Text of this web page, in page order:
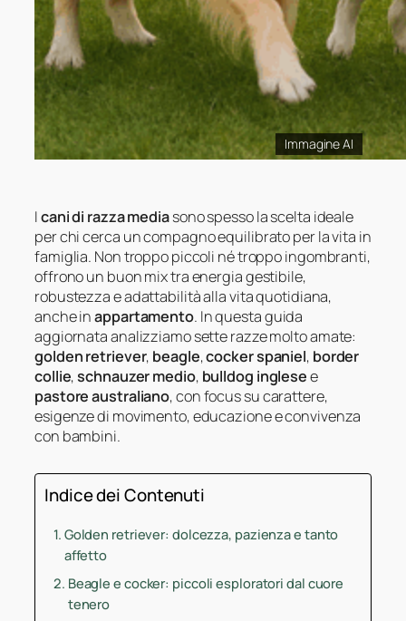
Immagine AI
Icani di razza mediasono spesso la scelta ideale
per chi cerca un compagno equilibrato per la vita in
famiglia. Non troppo piccoli né troppo ingombranti,
offrono un buon mix tra energia gestibile,
robustezza e adattabilità alla vita quotidiana,
anche inappartamento. In questa guida
aggiornata analizziamo sette razze molto amate:
golden retriever, beagle,cocker spaniel, border
collie,schnauzer medio, bulldog inglesee
pastore australiano, con focus su carattere,
esigenze di movimento, educazione e convivenza
con bambini.
Indice dei Contenuti
Golden retriever: dolcezza, pazienza e tanto
affetto
Beagle e cocker: piccoli esploratori dal cuore
tenero